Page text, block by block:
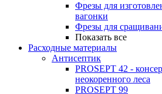
Фрезы для
вагонки
Фрезы для
Показать все
Расходные материалы
Антисептик
PROSEPT 42 -
неокоренного леса
PROSEPT 99